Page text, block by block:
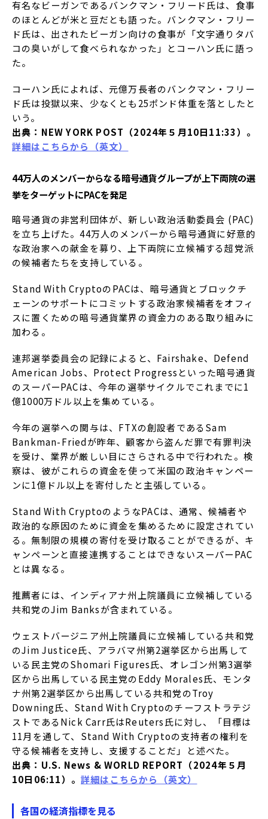
有名なビーガンであるバンクマン・フリード氏は、食事
のほとんどが米と豆だとも語った。バンクマン・フリー
ド氏は、出されたビーガン向けの食事が「文字通りタバ
コの臭いがして食べられなかった」とコーハン氏に語っ
た。
コーハン氏によれば、元億万長者のバンクマン・フリー
ド氏は投獄以来、少なくとも25ポンド体重を落としたと
いう。
出典：NEW YORK POST（2024年５月10日11:33）。
詳細はこちらから（英文）
44万人のメンバーからなる暗号通貨グループが上下両院の選
挙をターゲットにPACを発足
暗号通貨の非営利団体が、新しい政治活動委員会 (PAC)
を立ち上げた。44万人のメンバーから暗号通貨に好意的
な政治家への献金を募り、上下両院に立候補する超党派
の候補者たちを支持している。
Stand With CryptoのPACは、暗号通貨とブロックチ
ェーンのサポートにコミットする政治家候補者をオフィ
スに置くための暗号通貨業界の資金力のある取り組みに
加わる。
連邦選挙委員会の記録によると、Fairshake、Defend
American Jobs、Protect Progressといった暗号通貨
のスーパーPACは、今年の選挙サイクルでこれまでに1
億1000万ドル以上を集めている。
今年の選挙への関与は、FTXの創設者であるSam
Bankman-Friedが昨年、顧客から盗んだ罪で有罪判決
を受け、業界が厳しい目にさらされる中で行われた。検
察は、彼がこれらの資金を使って米国の政治キャンペー
ンに1億ドル以上を寄付したと主張している。
Stand With CryptoのようなPACは、通常、候補者や
政治的な原因のために資金を集めるために設定されてい
る。無制限の規模の寄付を受け取ることができるが、キ
ャンペーンと直接連携することはできないスーパーPAC
とは異なる。
推薦者には、インディアナ州上院議員に立候補している
共和党のJim Banksが含まれている。
ウェストバージニア州上院議員に立候補している共和党
のJim Justice氏、アラバマ州第2選挙区から出馬して
いる民主党のShomari Figures氏、オレゴン州第3選挙
区から出馬している民主党のEddy Morales氏、モンタ
ナ州第2選挙区から出馬している共和党のTroy
Downing氏、Stand With Cryptoのチーフストラテジ
ストであるNick Carr氏はReuters氏に対し、「目標は
11月を通して、Stand With Cryptoの支持者の権利を
守る候補者を支持し、支援することだ」と述べた。
出典：U.S. News & WORLD REPORT（2024年５月
10日06:11）。詳細はこちらから（英文）
各国の経済指標を見る